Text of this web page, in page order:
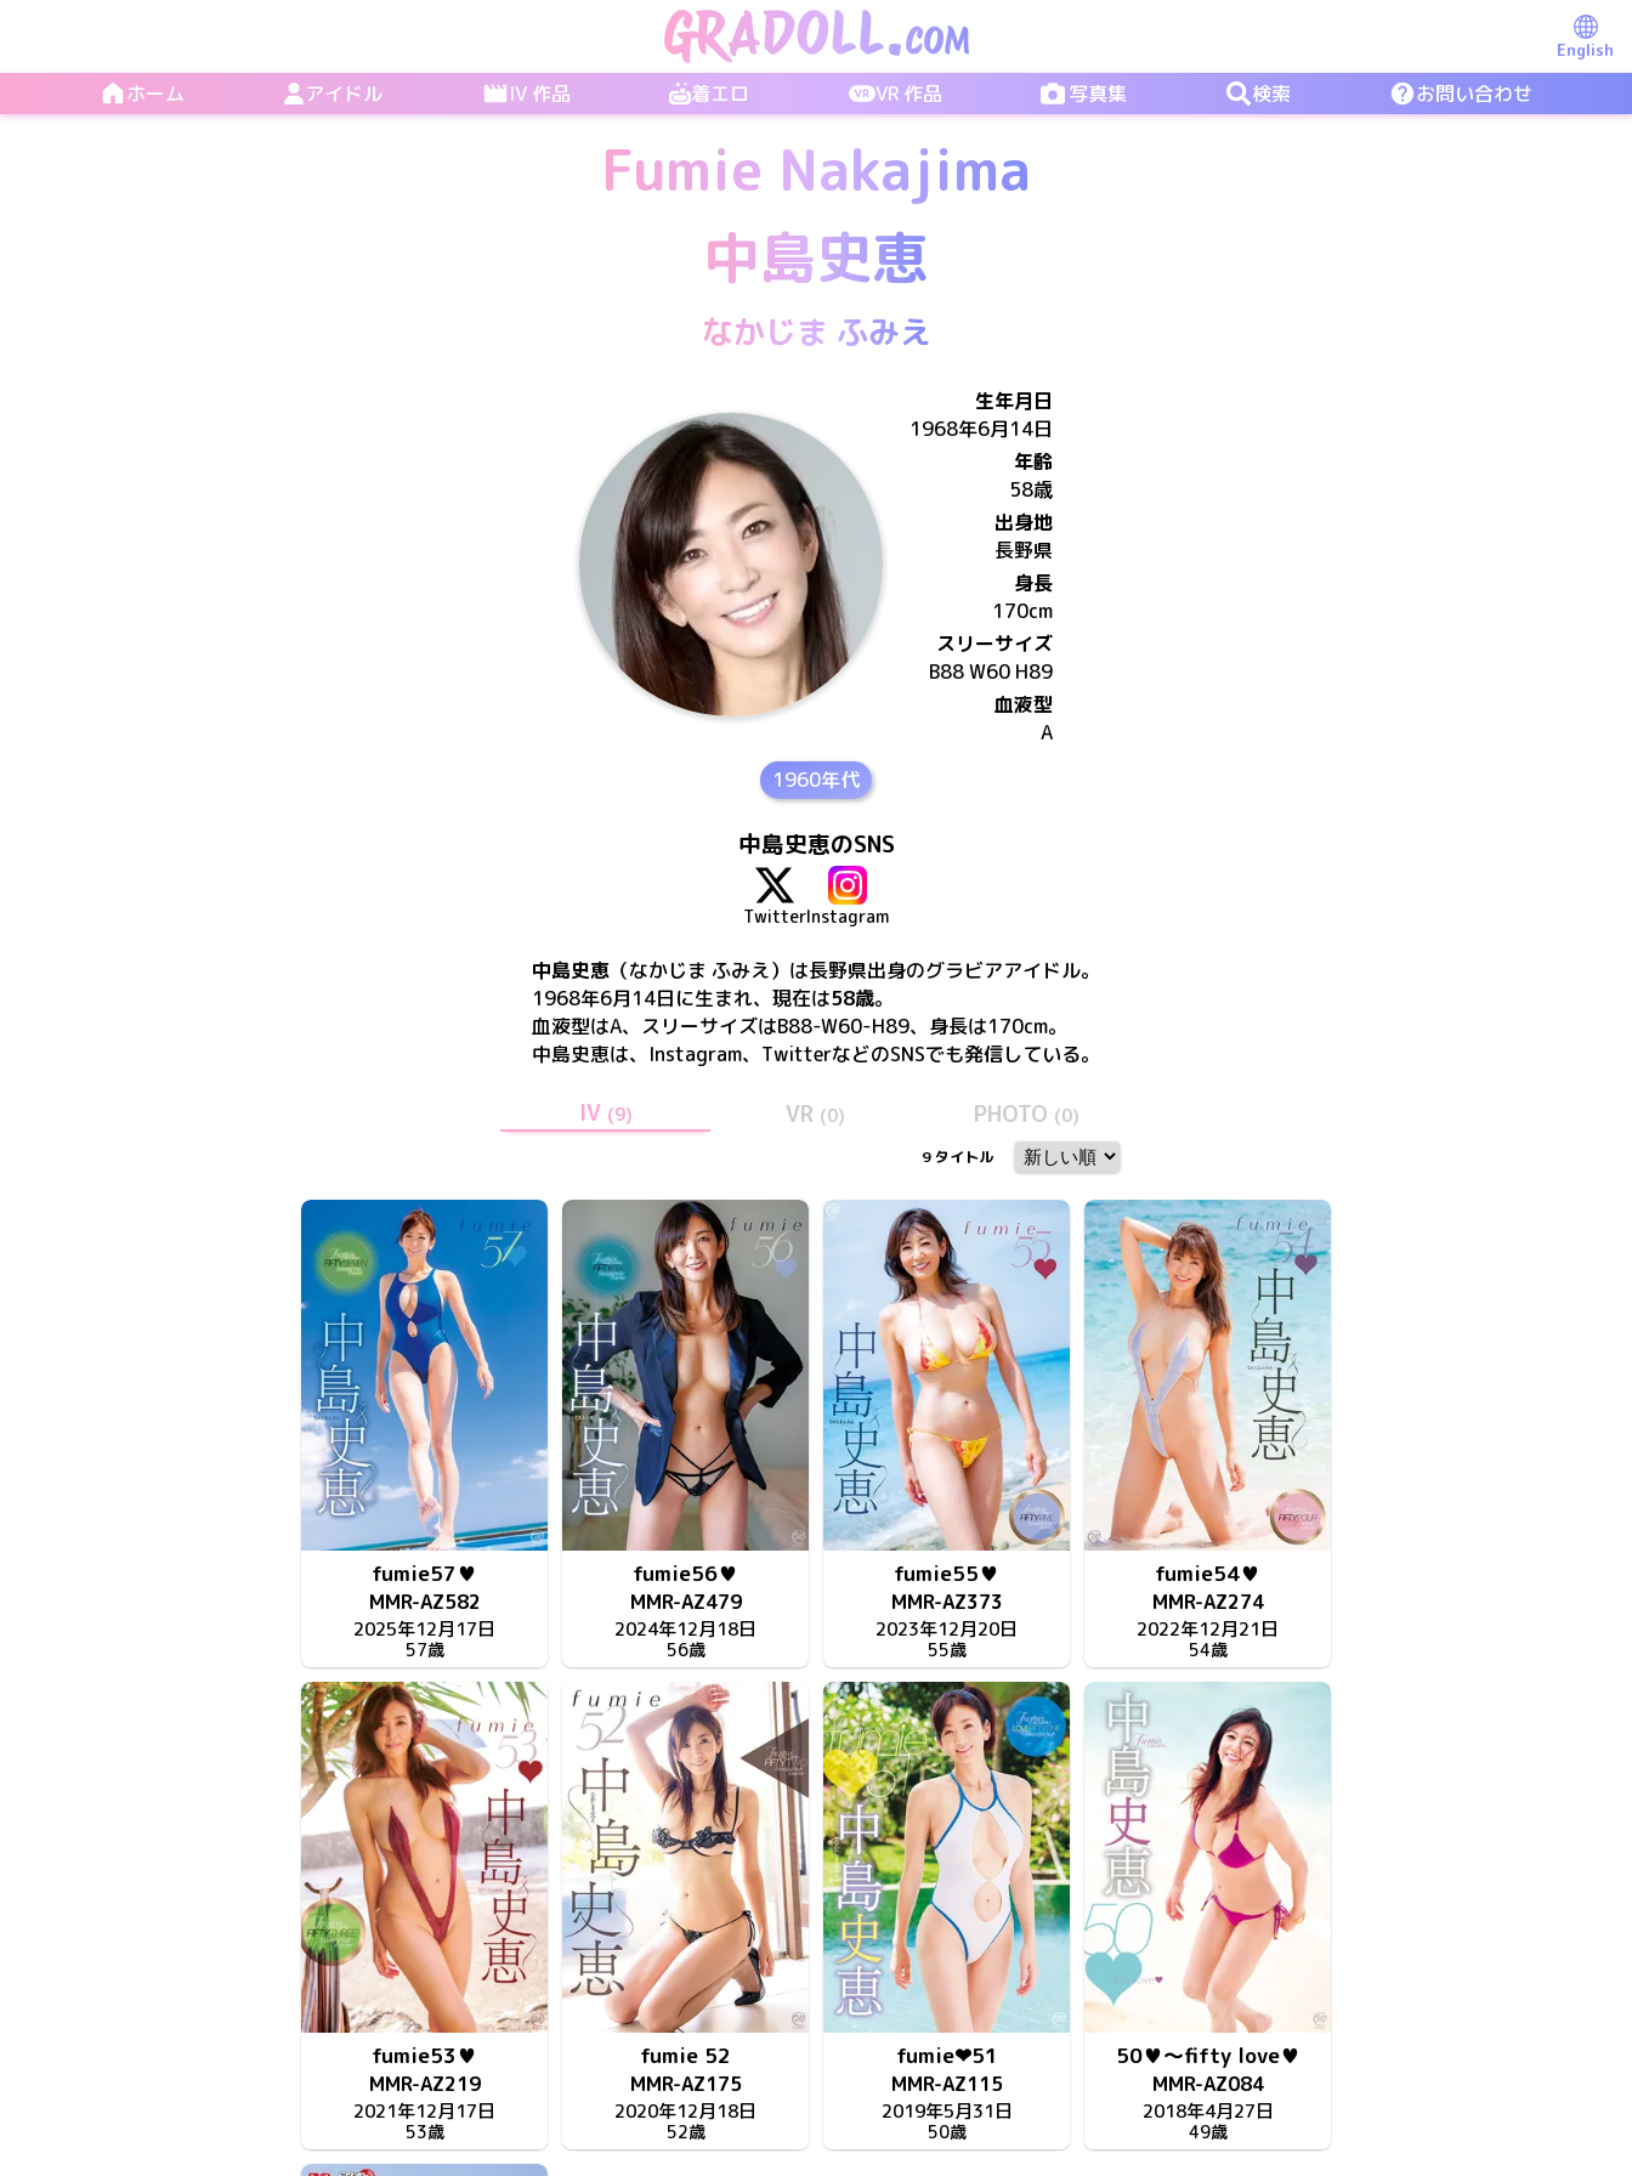
English
ホーム アイドル IV 作品 着エロ VR 作品 写真集 検索 お問い合わせ
Fumie Nakajima
中島史恵
なかじま ふみえ
生年月日
1968年6月14日
年齢
58歳
出身地
長野県
身長
170cm
スリーサイズ
B88 W60 H89
血液型
A
1960年代
中島史恵のSNS
TwitterInstagram
中島史恵 （なかじま ふみえ） は長野県出身のグラビアアイドル。
1968年6月14日に生まれ、現在は58歳。
血液型はA、スリーサイズはB88-W60-H89、身長は170cm。
中島史恵は、 Instagram、TwitterなどのSNSでも発信している。
IV (9) VR (0) PHOTO (0)
9 タイトル
fumie57♥
MMR-AZ582
2025年12月17日
57歳
fumie56♥
MMR-AZ479
2024年12月18日
56歳
fumie55♥
MMR-AZ373
2023年12月20日
55歳
fumie54♥
MMR-AZ274
2022年12月21日
54歳
fumie53♥
MMR-AZ219
2021年12月17日
53歳
fumie 52
MMR-AZ175
2020年12月18日
52歳
fumie❤51
MMR-AZ115
2019年5月31日
50歳
50♥～fifty love♥
MMR-AZ084
2018年4月27日
49歳